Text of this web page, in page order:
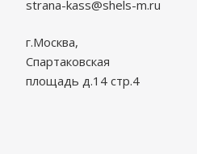
strana-kass@shels-m.ru
г.Москва,
Спартаковская
площадь д.14 стр.4